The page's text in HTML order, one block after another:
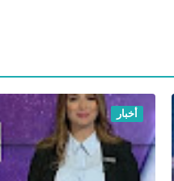
أخبار